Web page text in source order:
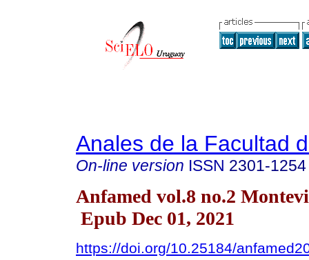
Anales de la Facultad
On-line version ISSN 2301-1254
Anfamed vol.8 no.2
Epub Dec 01, 2021
https://doi.org/10.25184/